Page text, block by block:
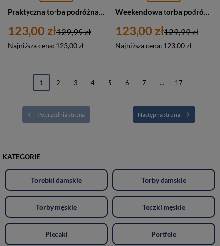
123,00 zł
Najniższa cena: 123,00 zł
129,99 zł 123,00 zł
Najniższa cena: 123,00 zł
129,99 zł
Poprzednia strona
1 2 3 4 5 6 7 ... 17
Następna strona
KATEGORIE
Torebki damskie Torby damskie
Torby męskie Teczki męskie
Plecaki Portfele